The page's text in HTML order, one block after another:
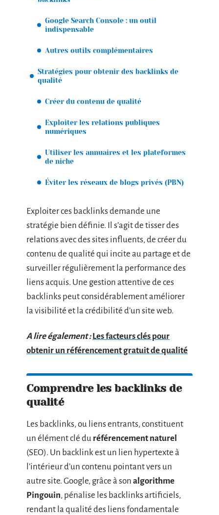
Google Search Console : un outil
indispensable
Autres outils complémentaires
Stratégies pour obtenir des backlinks de
qualité
Créer du contenu de qualité
Exploiter les relations publiques
numériques
Utiliser les annuaires et les plateformes
de niche
Éviter les réseaux de blogs privés (PBN)
Exploiter ces backlinks demande une
stratégie bien définie. Il s’agit de tisser des
relations avec des sites influents, de créer du
contenu de qualité qui incite au partage et de
surveiller régulièrement la performance des
liens acquis. Une gestion attentive de ces
backlinks peut considérablement améliorer
la visibilité et la crédibilité d’un site web.
A lire également : Les facteurs clés pour
obtenir un référencement gratuit de qualité
Comprendre les backlinks de
qualité
Les backlinks, ou liens entrants, constituent
un élément clé du référencement naturel
(SEO). Un backlink est un lien hypertexte à
l’intérieur d’un contenu pointant vers un
autre site. Google, grâce à son algorithme
Pingouin, pénalise les backlinks artificiels,
rendant la qualité des liens fondamentale